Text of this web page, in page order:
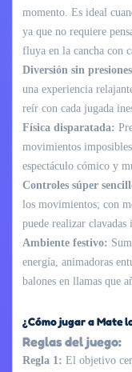
momento. Es ideal
ya que no requiere
fluya en la cancha con
Diversión sin
una experiencia
reír con cada jugada
Física disparatada:
movimientos
espectáculo cómico y
Controles súper
los movimientos; con
puede realizar clavadas
Ambiente festivo:
energía, animadoras
balones en llamas que
¿Cómo jugar a Mate
Reglas del juego:
Regla 1: El objetivo